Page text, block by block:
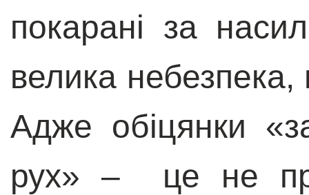
покарані за
велика
Адже обіцянки
рух» – це не